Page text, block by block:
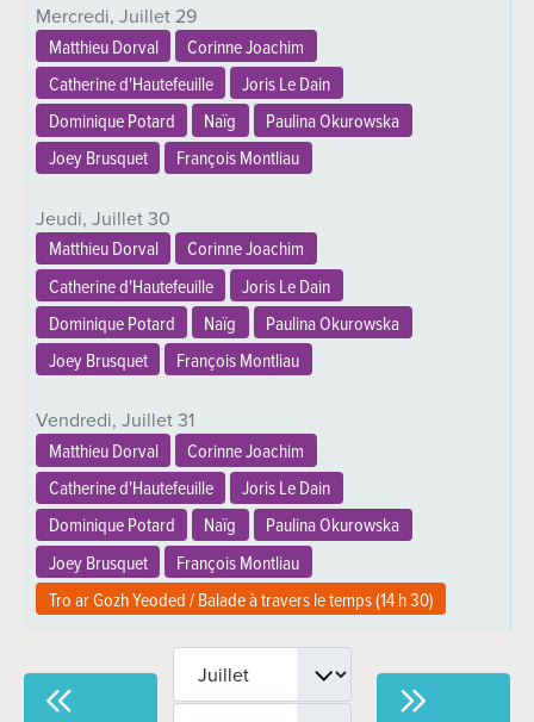
Mercredi, Juillet 29
Matthieu Dorval
Corinne Joachim
Catherine d'Hautefeuille
Joris Le Dain
Dominique Potard
Naïg
Paulina Okurowska
Joey Brusquet
François Montliau
Jeudi, Juillet30
Matthieu Dorval
Corinne Joachim
Catherine d'Hautefeuille
Joris Le Dain
Dominique Potard
Naïg
Paulina Okurowska
Joey Brusquet
François Montliau
Vendredi, Juillet31
Matthieu Dorval
Corinne Joachim
Catherine d'Hautefeuille
Joris Le Dain
Dominique Potard
Naïg
Paulina Okurowska
Joey Brusquet
François Montliau
Tro ar Gozh Yeoded / Balade à travers le temps (14 h 30)